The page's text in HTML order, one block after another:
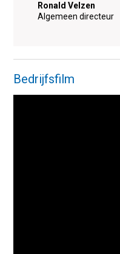
Ronald Velzen
Algemeen directeur
Bedrijfsfilm